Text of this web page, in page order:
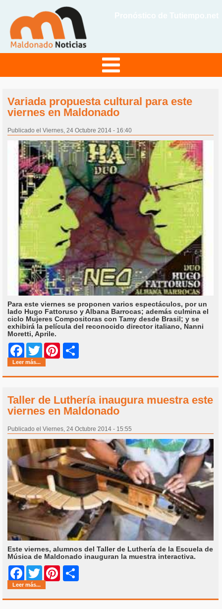
Variada propuesta cultural para este
viernes en Maldonado
Publicado el Viernes, 24 Octubre 2014 - 16:40
Para este viernes se proponen varios espectáculos, por un
lado Hugo Fattoruso y Albana Barrocas; además culmina el
ciclo Mujeres Compositoras con Tamy desde Brasil; y se
exhibirá la película del reconocido director italiano, Nanni
Moretti, Aprile.
Facebook
Twitter Pinterest
Leer más...
Taller de Luthería inaugura muestra este
viernes en Maldonado
Publicado el Viernes, 24 Octubre 2014 - 15:55
Este viernes, alumnos del Taller de Luthería de la Escuela de
Música de Maldonado inauguran la muestra interactiva.
Facebook
Twitter Pinterest
Leer más...